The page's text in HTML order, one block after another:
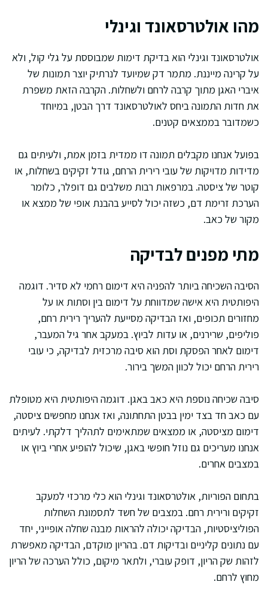
מהו אולטרסאונד וגינלי
אולטרסאונד וגינלי הוא בדיקת דימות שמבוססת על גלי קול, ולא
על קרינה מייננת. מתמר דק שמיועד לנרתיק יוצר תמונות של
איברי האגן מתוך קרבה לרחם ולשחלות. הקרבה הזאת משפרת
את חדות התמונה ביחס לאולטרסאונד דרך הבטן, במיוחד
כשמדובר בממצאים קטנים.
בפועל אנחנו מקבלים תמונה דו ממדית בזמן אמת, ולעיתים גם
מדידות מדויקות של עובי רירית הרחם, גודל זקיקים בשחלות, או
קוטר של ציסטה. במרפאות רבות משלבים גם דופלר, כלומר
הערכת זרימת דם, כשזה יכול לסייע בהבנת אופי של ממצא או
מקור של כאב.
מתי מפנים לבדיקה
הסיבה השכיחה ביותר להפניה היא דימום רחמי לא סדיר. דוגמה
היפותטית היא אישה שמדווחת על דימום בין וסתות או על
מחזורים תכופים, ואז הבדיקה מסייעת להעריך רירית רחם,
פוליפים, שרירנים, או עדות לביוץ. במעקב אחר גיל המעבר,
דימום לאחר הפסקת וסת הוא סיבה מרכזית לבדיקה, כי עובי
רירית הרחם יכול לכוון המשך בירור.
סיבה שכיחה נוספת היא כאב באגן. דוגמה היפותטית היא מטופלת
עם כאב חד בצד ימין בבטן התחתונה, ואז אנחנו מחפשים ציסטה,
דימום מציסטה, או ממצאים שמתאימים לתהליך דלקתי. לעיתים
אנחנו מעריכים גם נוזל חופשי באגן, שיכול להופיע אחרי ביוץ או
במצבים אחרים.
בתחום הפוריות, אולטרסאונד וגינלי הוא כלי מרכזי למעקב
זקיקים ורירית רחם. במצבים של חשד לתסמונת השחלות
הפוליציסטיות, הבדיקה יכולה להראות מבנה שחלה אופייני, יחד
עם נתונים קליניים ובדיקות דם. בהריון מוקדם, הבדיקה מאפשרת
לזהות שק הריון, דופק עוברי, ולתאר מיקום, כולל הערכה של הריון
מחוץ לרחם.